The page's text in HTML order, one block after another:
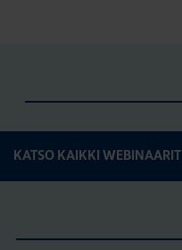
KATSO KAIKKI WEBINAARIT